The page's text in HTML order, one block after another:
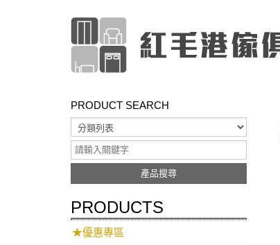
PRODUCT SEARCH
產品搜尋
PRODUCTS
★優惠專區